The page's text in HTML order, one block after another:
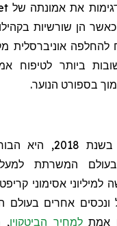
את אמונתה של
הן שורשיות
ביותר לטיפוח
בספורט הנוער.
בשנת 2018,
המשרתת למעלה
אסימוני
ונכסים אחרים בעולם
אמתלמחיר הביטקוין,